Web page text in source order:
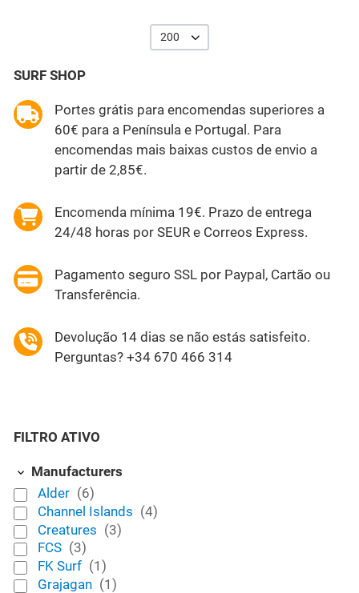
200
SURF SHOP
Portes grátis para encomendas superiores a
60€ para a Península e Portugal. Para
encomendas mais baixas custos de envio a
partir de 2,85€.
Encomenda mínima 19€. Prazo de entrega
24/48 horas por SEUR e Correos Express.
Pagamento seguro SSL por Paypal, Cartão ou
Transferência.
Devolução 14 dias se não estás satisfeito.
Perguntas? +34 670 466 314
FILTRO ATIVO
Manufacturers
Alder (6)
Channel Islands (4)
Creatures (3)
FCS (3)
FK Surf (1)
Grajagan (1)